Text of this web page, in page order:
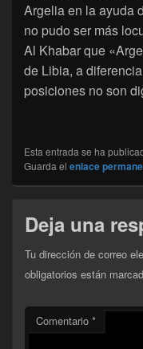
Argelia en la ayuda
no pudo ser más
Al Khabar que
de Libia, a
posiciones no son
Esta entrada se ha
Guarda el enlace
Deja una
Tu dirección de correo
obligatorios están
Comentario *